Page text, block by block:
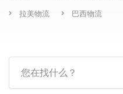
拉美物流 巴西物流